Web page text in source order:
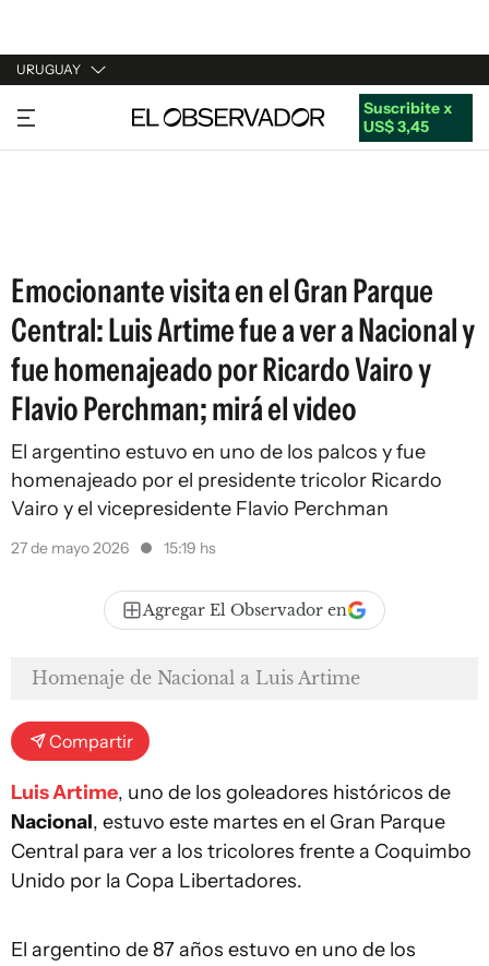
URUGUAY
URUGUAY
ARGENTINA
Suscribite x
US$ 3,45
Emocionante visita en el Gran Parque
Central: Luis Artime fue a ver a Nacional y
fue homenajeado por Ricardo Vairo y
Flavio Perchman; mirá el video
El argentino estuvo en uno de los palcos y fue
homenajeado por el presidente tricolor Ricardo
Vairo y el vicepresidente Flavio Perchman
27 de mayo 2026 15:19 hs
Agregar El Observador en
Homenaje de Nacional a Luis Artime
Compartir
Luis Artime, uno de los goleadores históricos de
Nacional, estuvo este martes en el Gran Parque
Central para ver a los tricolores frente a Coquimbo
Unido por la Copa Libertadores.
El argentino de 87 años estuvo en uno de los